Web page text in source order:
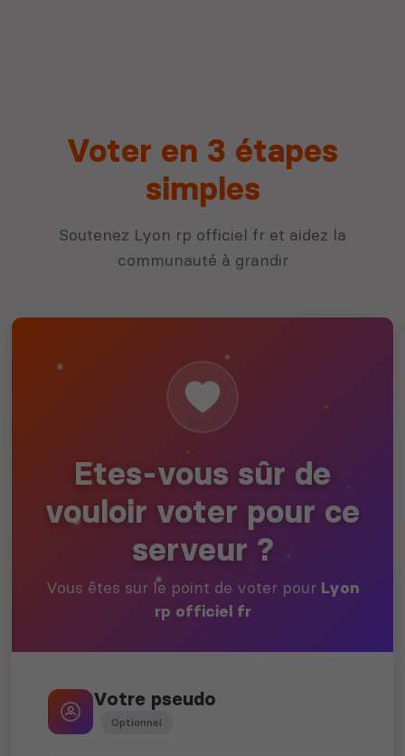
Voter en 3 étapes
simples
Soutenez Lyon rp officiel fr et aidez la
communauté à grandir
Etes-vous sûr de
vouloir voter pour ce
serveur ?
Vous êtes sur le point de voter pour Lyon
rp officiel fr
Votre pseudo
Optionnel